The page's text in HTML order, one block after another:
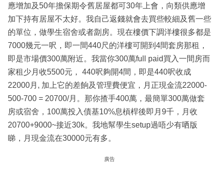
應增加及50年擔保期令舊居屋都可30年上會，向類供應增
加下持有居屋不太好。我自己返錢就會去買些較細及舊一些
的單位，做學生宿舍或者劏房。現在樓價下調洋樓很多都是
7000幾元一呎，即一間440尺的洋樓可開到4間套房那租，
即是市場價300萬附近。我當你300萬full paid買入一間房而
家租少月收5500元， 440呎夠開4間，即是440呎收成
22000月, 加上它的差餉及管理費便宜，月正現金流22000-
500-700 = 20700/月。那你揸手400萬，最簡單300萬做套
房或宿舍，100萬投入債基10%息槓桿後即月9千，月收
20700+9000~接近30k。我地幫學生setup過唔少有哂版
睇，月現金流在30000元有多。
廣告